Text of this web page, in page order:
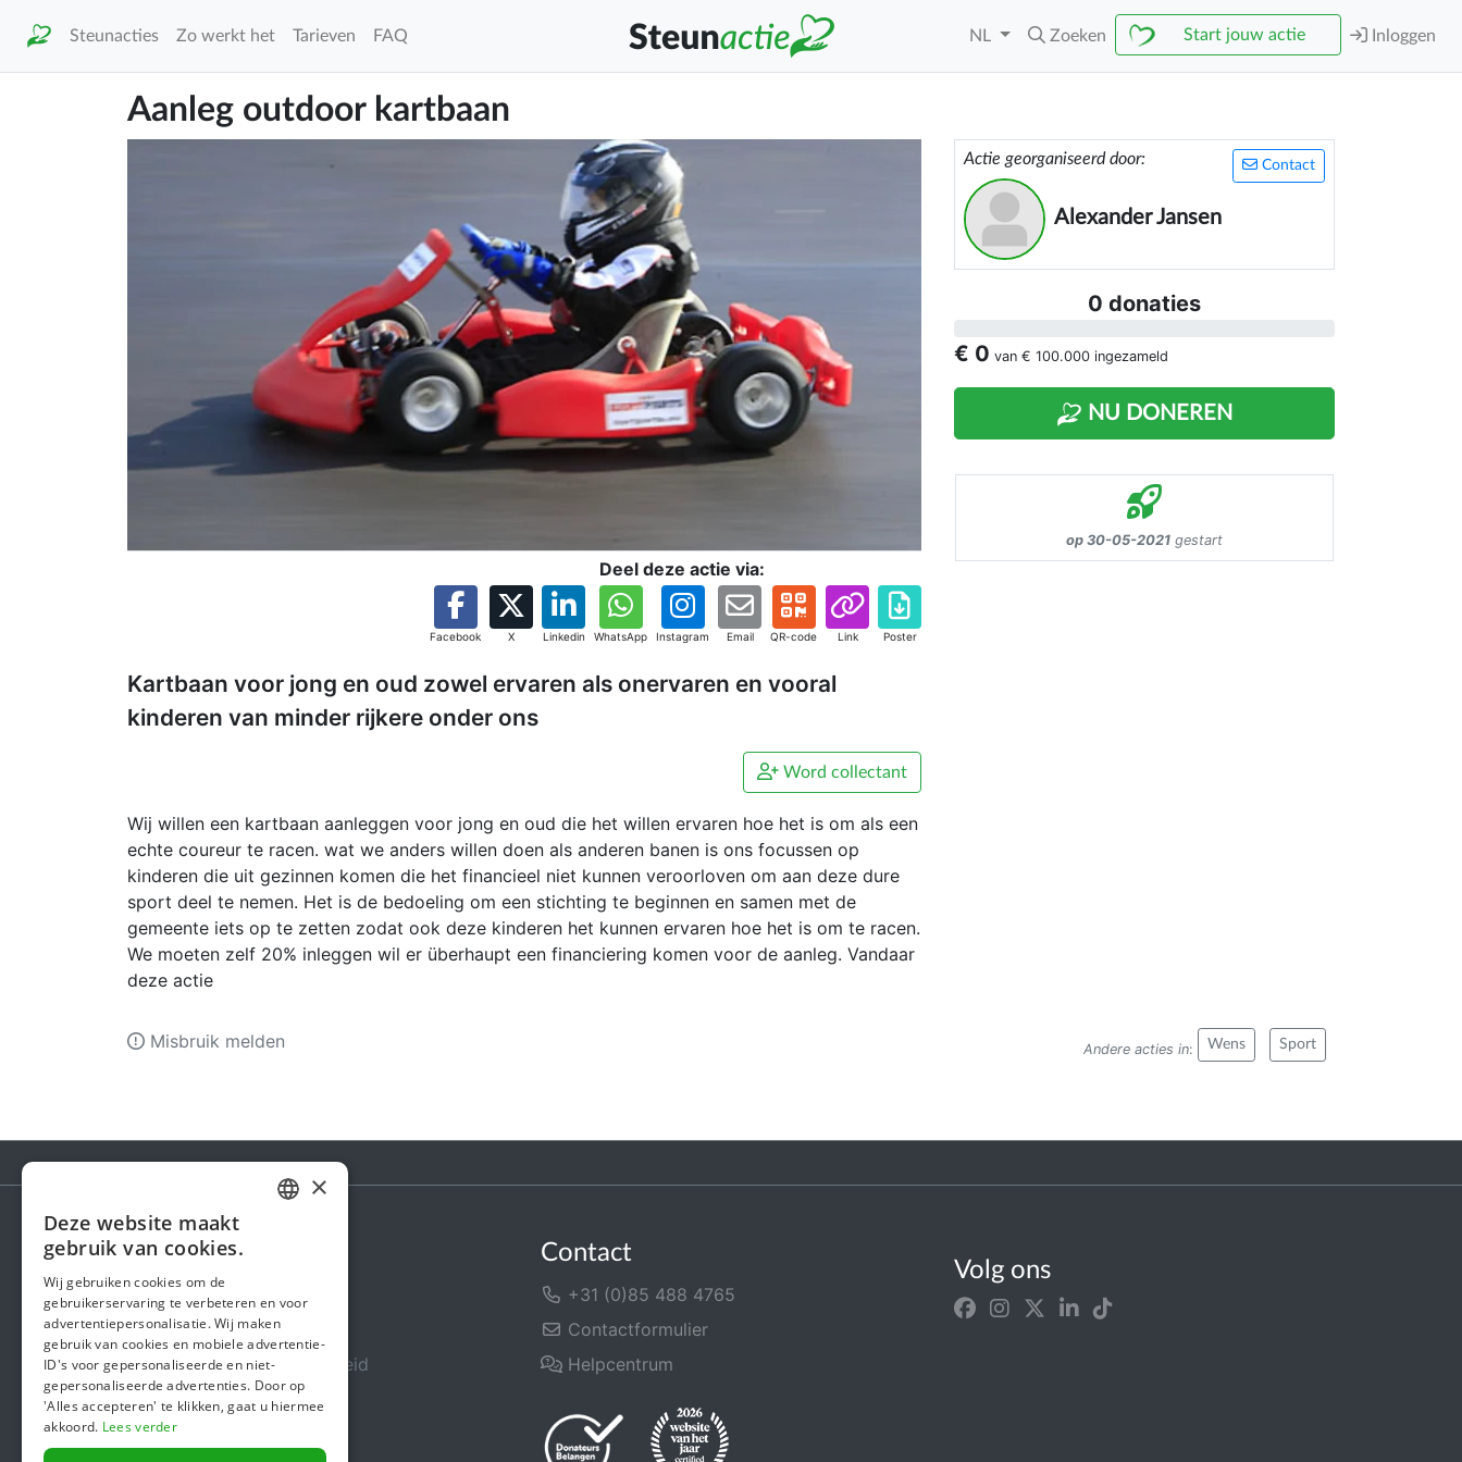
Steunacties Zo werkt het Tarieven FAQ NL Zoeken Start jouw actie Inloggen
Aanleg outdoor kartbaan
Deel deze actie via:
Facebook X Linkedin WhatsApp Instagram Email QR-code Link Poster
Kartbaan voor jong en oud zowel ervaren als onervaren en vooral
kinderen van minder rijkere onder ons
Word collectant
Wij willen een kartbaan aanleggen voor jong en oud die het willen ervaren hoe het is om als een
echte coureur te racen. wat we anders willen doen als anderen banen is ons focussen op
kinderen die uit gezinnen komen die het financieel niet kunnen veroorloven om aan deze dure
sport deel te nemen. Het is de bedoeling om een stichting te beginnen en samen met de
gemeente iets op te zetten zodat ook deze kinderen het kunnen ervaren hoe het is om te racen.
We moeten zelf 20% inleggen wil er überhaupt een financiering komen voor de aanleg. Vandaar
deze actie
Contact
Actie georganiseerd door:
Alexander Jansen
0 donaties
€ 0 van € 100.000 ingezameld
NU DONEREN
op 30-05-2021 gestart
Andere acties in: Wens Sport
Misbruik melden
Steunactie
Over ons
In de media
Veiligheid & Betrouwbaarheid
Algemene voorwaarden
Privacybeleid
Contact
+31 (0)85 488 4765
Contactformulier
Helpcentrum
Volg ons
ENGLISH
×
Deze website maakt
gebruik van cookies.
Wij gebruiken cookies om de
gebruikerservaring te verbeteren en voor
advertentiepersonalisatie. Wij maken
gebruik van cookies en mobiele advertentie-
ID's voor gepersonaliseerde en niet-
gepersonaliseerde advertenties. Door op
'Alles accepteren' te klikken, gaat u hiermee
akkoord. Lees verder